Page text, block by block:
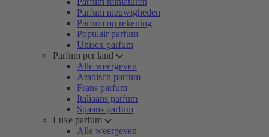
Parfum nieuwigheden
Parfum op rekening
Populair parfum
Unisex parfum
Parfum per land
Alle weergeven
Arabisch parfum
Frans parfum
Italiaans parfum
Spaans parfum
Luxe parfum
Alle weergeven